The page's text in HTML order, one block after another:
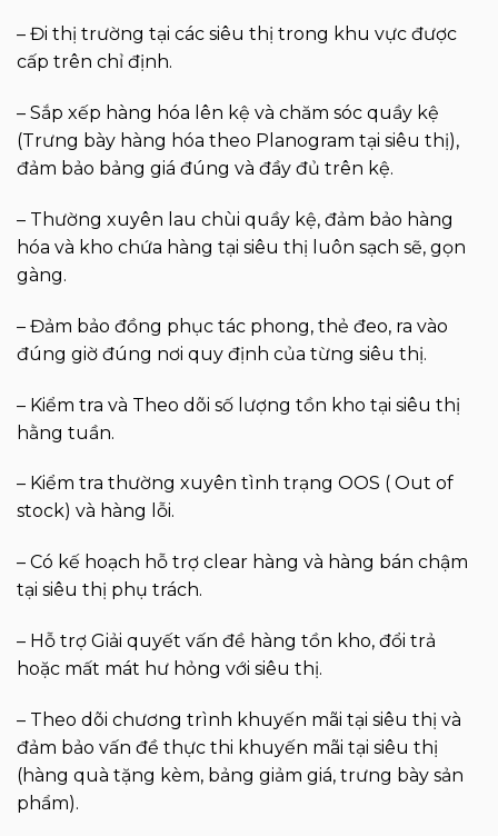
– Đi thị trường tại các siêu thị trong khu vực được
cấp trên chỉ định.
– Sắp xếp hàng hóa lên kệ và chăm sóc quầy kệ
(Trưng bày hàng hóa theo Planogram tại siêu thị),
đảm bảo bảng giá đúng và đầy đủ trên kệ.
– Thường xuyên lau chùi quầy kệ, đảm bảo hàng
hóa và kho chứa hàng tại siêu thị luôn sạch sẽ, gọn
gàng.
– Đảm bảo đồng phục tác phong, thẻ đeo, ra vào
đúng giờ đúng nơi quy định của từng siêu thị.
– Kiểm tra và Theo dõi số lượng tồn kho tại siêu thị
hằng tuần.
– Kiểm tra thường xuyên tình trạng OOS ( Out of
stock) và hàng lỗi.
– Có kế hoạch hỗ trợ clear hàng và hàng bán chậm
tại siêu thị phụ trách.
– Hỗ trợ Giải quyết vấn đề hàng tồn kho, đổi trả
hoặc mất mát hư hỏng với siêu thị.
– Theo dõi chương trình khuyến mãi tại siêu thị và
đảm bảo vấn đề thực thi khuyến mãi tại siêu thị
(hàng quà tặng kèm, bảng giảm giá, trưng bày sản
phẩm).